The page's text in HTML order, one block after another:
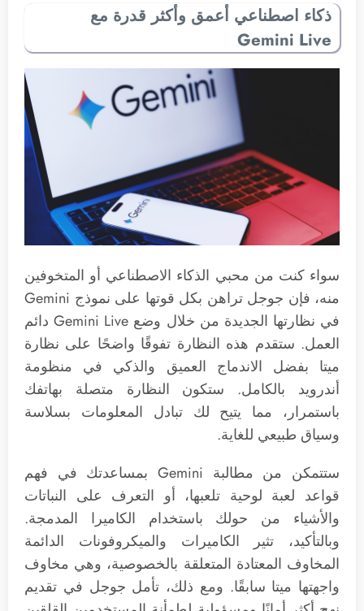
ذكاء اصطناعي أعمق وأكثر قدرة مع
Gemini Live
سواء كنت من محبي الذكاء الاصطناعي أو المتخوفين
منه، فإن جوجل تراهن بكل قوتها على نموذج Gemini
في نظارتها الجديدة من خلال وضع Gemini Live دائم
العمل. ستقدم هذه النظارة تفوقًا واضحًا على نظارة
ميتا بفضل الاندماج العميق والذكي في منظومة
أندرويد بالكامل. ستكون النظارة متصلة بهاتفك
باستمرار، مما يتيح لك تبادل المعلومات بسلاسة
وسياق طبيعي للغاية.
ستتمكن من مطالبة Gemini بمساعدتك في فهم
قواعد لعبة لوحية تلعبها، أو التعرف على النباتات
والأشياء من حولك باستخدام الكاميرا المدمجة.
وبالتأكيد، تثير الكاميرات والميكروفونات الدائمة
المخاوف المعتادة المتعلقة بالخصوصية، وهي مخاوف
واجهتها ميتا سابقًا. ومع ذلك، تأمل جوجل في تقديم